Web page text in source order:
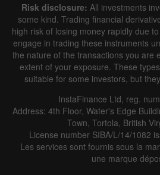
Risk disclosure: All investments
some kind. Trading financial
high risk of losing money rapidly due
engage in trading these instruments
the nature of the transactions you are
extent of your exposure. These
suitable for some investors, but
InstaFinance Ltd, reg.
Address: 4th Floor, Water's Edge
Town, Tortola, British
License number SIBA/L/14/1082
Les services sont fournis sous la
une marque